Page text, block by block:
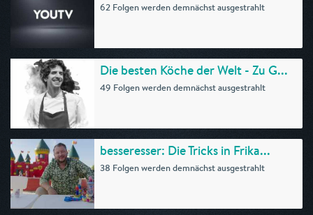
62 Folgen werden demnächst ausgestrahlt
Die besten Köche der Welt - Zu G...
49 Folgen werden demnächst ausgestrahlt
besseresser: Die Tricks in Frika...
38 Folgen werden demnächst ausgestrahlt